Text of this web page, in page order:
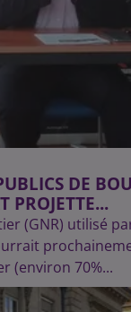
DE
PROJETTE...
(GNR) utilisé
(environ 70%...